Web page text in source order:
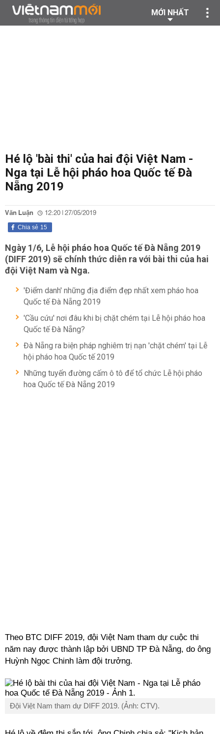
MỚI NHẤT
Hé lộ 'bài thi' của hai đội Việt Nam -
Nga tại Lễ hội pháo hoa Quốc tế Đà
Nẵng 2019
Văn Luận 12:20 | 27/05/2019
15
Chia sẻ
Ngày 1/6, Lễ hội pháo hoa Quốc tế Đà Nẵng 2019
(DIFF 2019) sẽ chính thức diễn ra với bài thi của hai
đội Việt Nam và Nga.
'Điểm danh' những địa điểm đẹp nhất xem pháo hoa
Quốc tế Đà Nẵng 2019
'Cầu cứu' nơi đâu khi bị chặt chém tại Lễ hội pháo hoa
Quốc tế Đà Nẵng?
Đà Nẵng ra biện pháp nghiêm trị nạn 'chặt chém' tại Lễ
hội pháo hoa Quốc tế 2019
Những tuyến đường cấm ô tô để tổ chức Lễ hội pháo
hoa Quốc tế Đà Nẵng 2019
Theo BTC DIFF 2019, đội Việt Nam tham dự cuộc thi
năm nay được thành lập bởi UBND TP Đà Nẵng, do ông
Huỳnh Ngọc Chinh làm đội trưởng.
Đội Việt Nam tham dự DIFF 2019. (Ảnh: CTV).